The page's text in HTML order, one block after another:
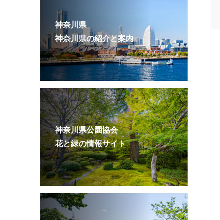
神奈川県
神奈川県の紹介と案内
神奈川県公園協会
花と緑の情報サイト